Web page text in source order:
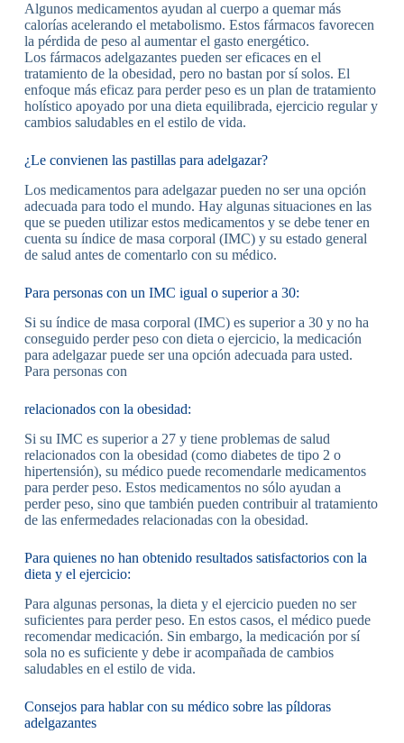
Algunos medicamentos ayudan al cuerpo a quemar más
calorías acelerando el metabolismo. Estos fármacos favorecen
la pérdida de peso al aumentar el gasto energético.
Los fármacos adelgazantes pueden ser eficaces en el
tratamiento de la obesidad, pero no bastan por sí solos. El
enfoque más eficaz para perder peso es un plan de tratamiento
holístico apoyado por una dieta equilibrada, ejercicio regular y
cambios saludables en el estilo de vida.
¿Le convienen las pastillas para adelgazar?
Los medicamentos para adelgazar pueden no ser una opción
adecuada para todo el mundo. Hay algunas situaciones en las
que se pueden utilizar estos medicamentos y se debe tener en
cuenta su índice de masa corporal (IMC) y su estado general
de salud antes de comentarlo con su médico.
Para personas con un IMC igual o superior a 30:
Si su índice de masa corporal (IMC) es superior a 30 y no ha
conseguido perder peso con dieta o ejercicio, la medicación
para adelgazar puede ser una opción adecuada para usted.
Para personas con
relacionados con la obesidad:
Si su IMC es superior a 27 y tiene problemas de salud
relacionados con la obesidad (como diabetes de tipo 2 o
hipertensión), su médico puede recomendarle medicamentos
para perder peso. Estos medicamentos no sólo ayudan a
perder peso, sino que también pueden contribuir al tratamiento
de las enfermedades relacionadas con la obesidad.
Para quienes no han obtenido resultados satisfactorios con la
dieta y el ejercicio:
Para algunas personas, la dieta y el ejercicio pueden no ser
suficientes para perder peso. En estos casos, el médico puede
recomendar medicación. Sin embargo, la medicación por sí
sola no es suficiente y debe ir acompañada de cambios
saludables en el estilo de vida.
Consejos para hablar con su médico sobre las píldoras
adelgazantes